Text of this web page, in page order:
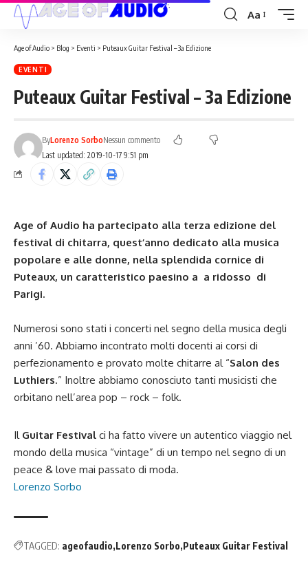
Aa
Age of Audio > Blog > Eventi > Puteaux Guitar Festival – 3a Edizione
EVENTI
Puteaux Guitar Festival – 3a Edizione
Last updated: 2019-10-17 9:51 pm
ByLorenzo SorboNessun commento
Age of Audio ha partecipato alla terza edizione del
festival di chitarra, quest’anno dedicato alla musica
popolare e alle donne, nella splendida cornice di
Puteaux, un caratteristico paesino a a ridosso di
Parigi.
Numerosi sono stati i concerti nel segno della musica degli
anni ’60. Abbiamo incontrato molti docenti ai corsi di
perfezionamento e provato molte chitarre al “Salon des
Luthiers.” Inoltre abbiamo conosciuto tanti musicisti che
orbitano nell’area pop – rock – folk.
Il Guitar Festival ci ha fatto vivere un autentico viaggio nel
mondo della musica “vintage” di un tempo nel segno di un
peace & love mai passato di moda.
Lorenzo Sorbo
TAGGED: ageofaudio Lorenzo Sorbo Puteaux Guitar Festival